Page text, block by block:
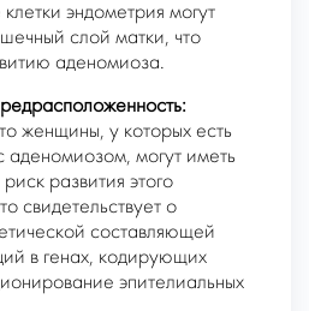
эндометрия могут
слой матки, что
аденомиоза.
женщины, у которых есть
аденомиозом, могут иметь
развития этого
свидетельствует о
составляющей
в генах, кодирующих
эпителиальных